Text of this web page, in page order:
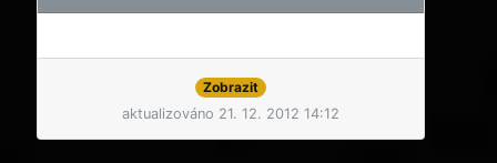
Zobrazit
aktualizováno 21. 12. 2012 14:12